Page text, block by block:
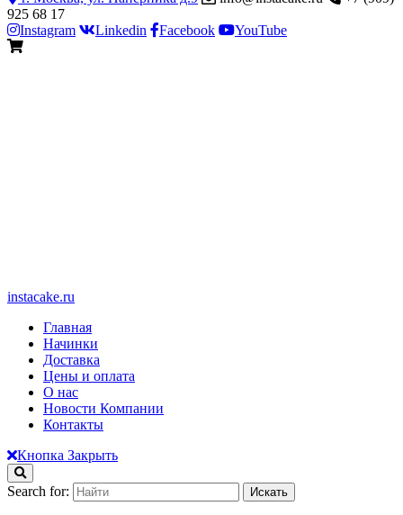
925 68 17
Instagram
Linkedin Facebook YouTube
instacake.ru
Главная
Начинки
Доставка
Цены и оплата
О нас
Новости Компании
Контакты
Кнопка Закрыть
Search for: